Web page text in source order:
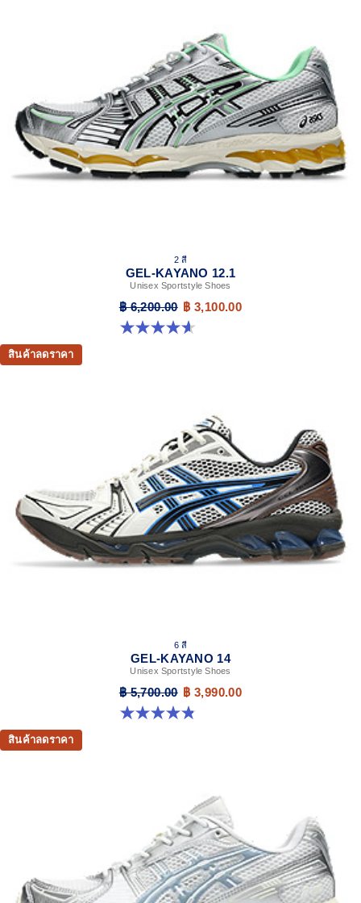
2 สี
GEL-KAYANO 12.1
Unisex Sportstyle Shoes
฿ 6,200.00 ฿ 3,100.00
4.6 จาก 5 ดาว 13 รีวิว
สินค้าลดราคา
6 สี
GEL-KAYANO 14
Unisex Sportstyle Shoes
฿ 5,700.00 ฿ 3,990.00
4.8 จาก 5 ดาว 111 รีวิว
สินค้าลดราคา